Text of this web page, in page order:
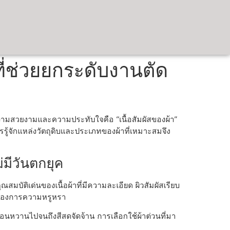
วยยกระดับงานตัด
สวยงามและความประทับใจคือ “เนื้อสัมผัสของผ้า”
กแหล่งวัตถุดิบและประเภทของผ้าที่เหมาะสมจึง
มีวันตกยุค
มบัติเด่นของเนื้อผ้าที่มีความละเอียด ผิวสัมผัสเรียบ
งการความหรูหรา
หวานไปจนถึงสีสดจัดจ้าน การเลือกใช้ผ้าต่วนที่มา